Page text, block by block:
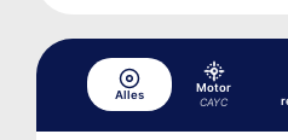
Alles
Motor
CAYC